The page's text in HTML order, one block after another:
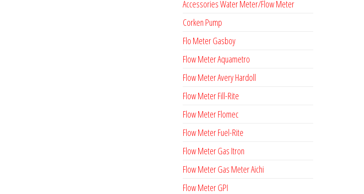
Accessories Water Meter/Flow Meter
Corken Pump
Flo Meter Gasboy
Flow Meter Aquametro
Flow Meter Avery Hardoll
Flow Meter Fill-Rite
Flow Meter Flomec
Flow Meter Fuel-Rite
Flow Meter Gas Itron
Flow Meter Gas Meter Aichi
Flow Meter GPI